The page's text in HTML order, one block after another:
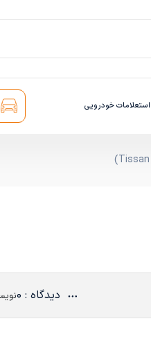
استعلامات خودرویی
دیدگاه : 0